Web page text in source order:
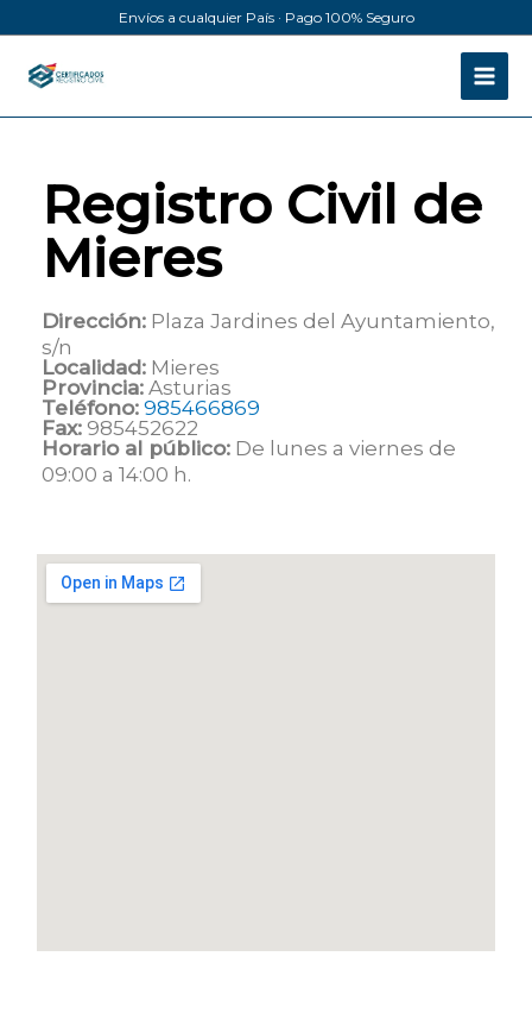
al
contenido
Envíos a cualquier País · Pago 100% Seguro
Registro Civil de
Mieres
Dirección: Plaza Jardines del Ayuntamiento,
s/n
Localidad: Mieres
Provincia: Asturias
Teléfono: 985466869
Fax: 985452622
Horario al público: De lunes a viernes de
09:00 a 14:00 h.